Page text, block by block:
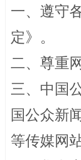
阿坝州三
一、遵守
定》。
二、尊重
三、中国
国公众新
等传媒网